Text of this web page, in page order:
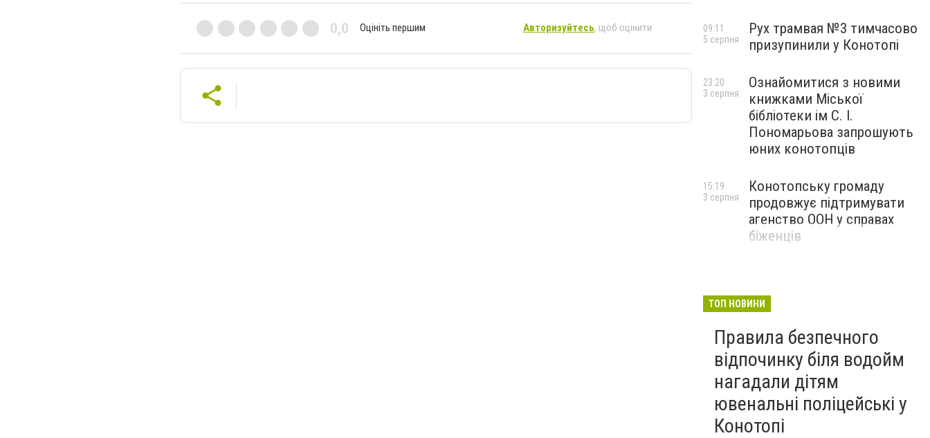
0,0 Оцініть першим Авторизуйтесь, щоб оцінити
Рух трамвая №3 тимчасово
призупинили у Конотопі
09:11
5 серпня
Ознайомитися з новими
книжками Міської
бібліотеки ім С. І.
Пономарьова запрошують
юних конотопців
23:20
3 серпня
Конотопську громаду
продовжує підтримувати
агенство ООН у справах
біженців
15:19
3 серпня
ТОП НОВИНИ
Правила безпечного
відпочинку біля водойм
нагадали дітям
ювенальні поліцейські у
Конотопі